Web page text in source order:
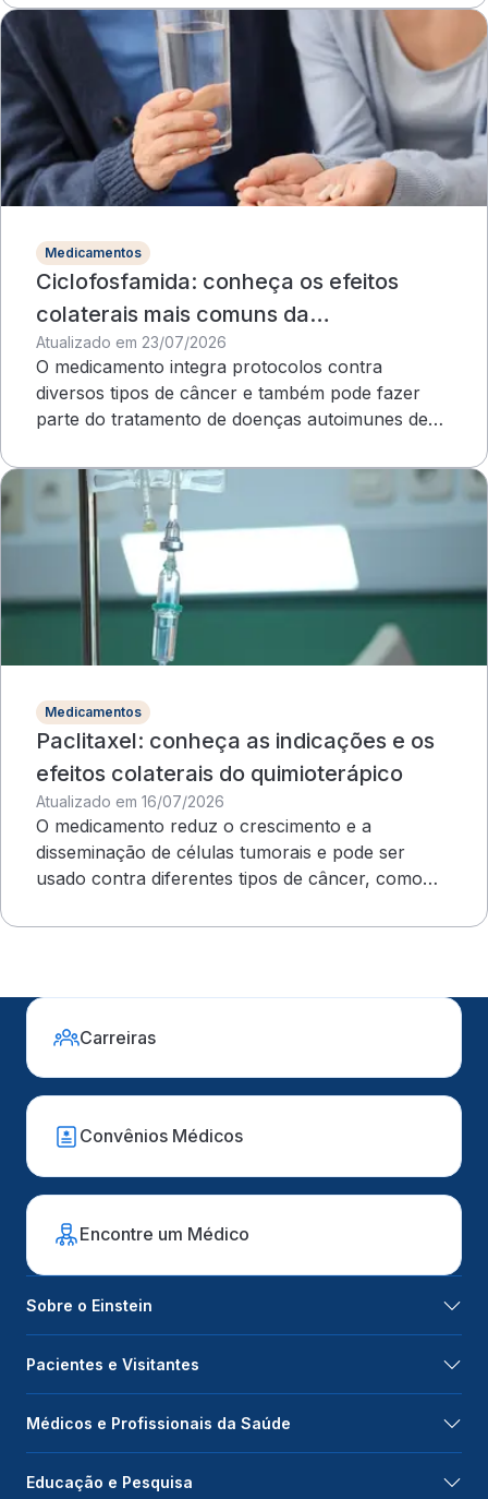
Medicamentos
Ciclofosfamida: conheça os efeitos
colaterais mais comuns da
quimioterapia
Atualizado em 23/07/2026
O medicamento integra protocolos contra
diversos tipos de câncer e também pode fazer
parte do tratamento de doenças autoimunes de
Medicamentos
Paclitaxel: conheça as indicações e os
efeitos colaterais do quimioterápico
Atualizado em 16/07/2026
O medicamento reduz o crescimento e a
disseminação de células tumorais e pode ser
usado contra diferentes tipos de câncer, como
Carreiras
Convênios Médicos
Encontre um Médico
Sobre o Einstein
Pacientes e Visitantes
Médicos e Profissionais da Saúde
Educação e Pesquisa